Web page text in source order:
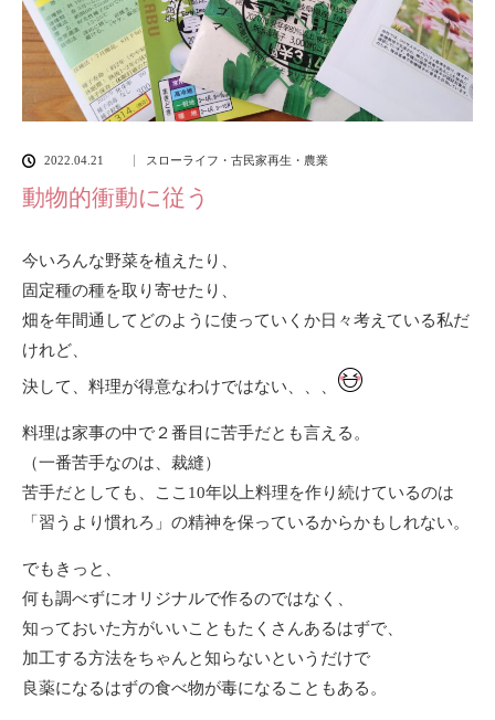
2022.04.21 スローライフ・古民家再生・農業
動物的衝動に従う
今いろんな野菜を植えたり、
固定種の種を取り寄せたり、
畑を年間通してどのように使っていくか日々考えている私だ
けれど、
決して、料理が得意なわけではない、、、
料理は家事の中で２番目に苦手だとも言える。
（一番苦手なのは、裁縫）
苦手だとしても、ここ10年以上料理を作り続けているのは
「習うより慣れろ」の精神を保っているからかもしれない。
でもきっと、
何も調べずにオリジナルで作るのではなく、
知っておいた方がいいこともたくさんあるはずで、
加工する方法をちゃんと知らないというだけで
良薬になるはずの食べ物が毒になることもある。